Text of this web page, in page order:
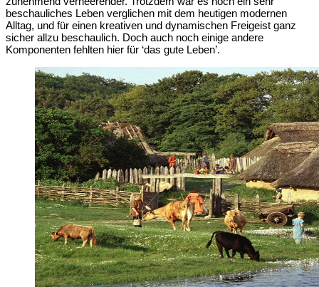
beschauliches Leben verglichen mit dem heutigen modernen
Alltag, und für einen kreativen und dynamischen Freigeist ganz
sicher allzu beschaulich. Doch auch noch einige andere
Komponenten fehlten hier für ‘das gute Leben’.